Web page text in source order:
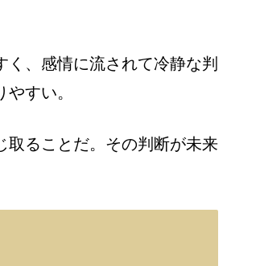
、感情に流されて冷静な判
すい。
取ることだ。その判断が未来